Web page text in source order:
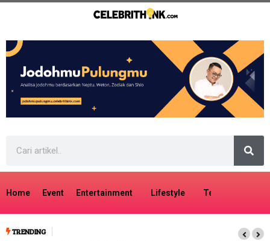
Home Event Entertainment Lifestyle Tech
TRENDING